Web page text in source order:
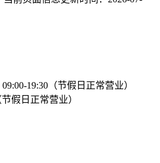
19:30（节假日正常营业）
假日正常营业）